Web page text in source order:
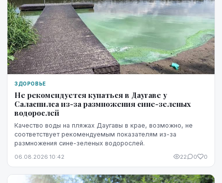
ЗДОРОВЬЕ
Не рекомендуется купаться в Даугаве у
Саласпилса из-за размножения сине-зеленых
водорослей
Качество воды на пляжах Даугавы в крае, возможно, не
соответствует рекомендуемым показателям из-за
размножения сине-зеленых водорослей.
06.08.2026 10:42 22 0 0